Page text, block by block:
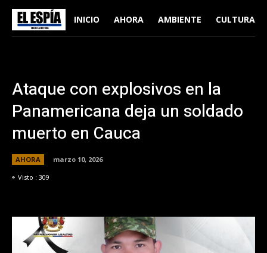
INICIO AHORA AMBIENTE CULTURA
Ataque con explosivos en la
Panamericana deja un soldado
muerto en Cauca
AHORA
marzo 10, 2026
Visto : 309